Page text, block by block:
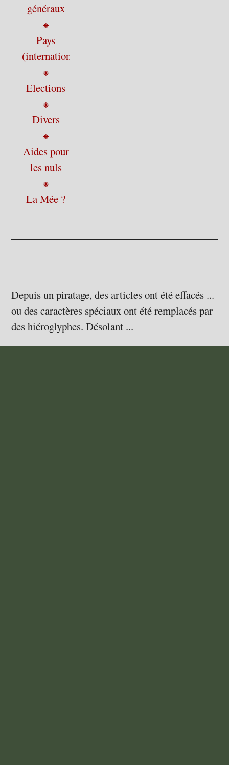
généraux
⁕
Pays
(international)
⁕
Elections
⁕
Divers
⁕
Aides pour
les nuls
⁕
La Mée ?
Depuis un piratage, des articles ont été effacés ...
ou des caractères spéciaux ont été remplacés par
des hiéroglyphes. Désolant ...